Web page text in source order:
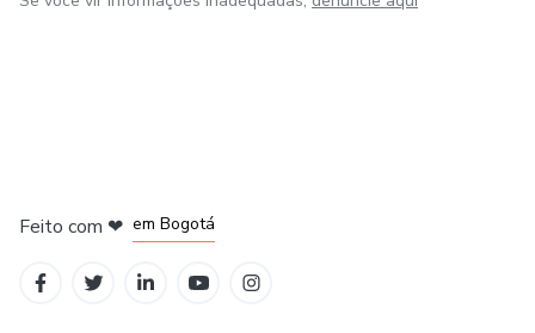
Feito com ❤ em Bogotá